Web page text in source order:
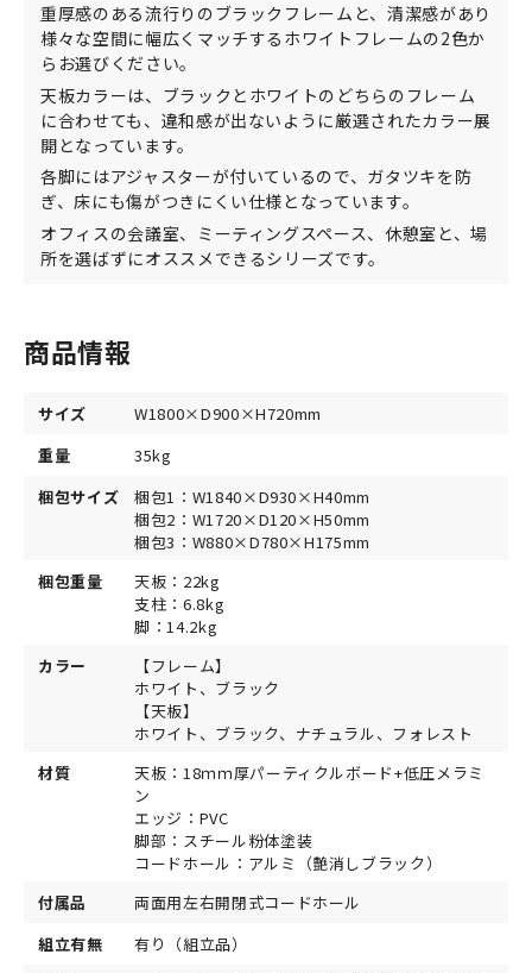
重厚感のある流行りのブラックフレームと、清潔感があり
様々な空間に幅広くマッチするホワイトフレームの2色か
らお選びください。
天板カラーは、ブラックとホワイトのどちらのフレーム
に合わせても、違和感が出ないように厳選されたカラー展
開となっています。
各脚にはアジャスターが付いているので、ガタツキを防
ぎ、床にも傷がつきにくい仕様となっています。
オフィスの会議室、ミーティングスペース、休憩室と、場
所を選ばずにオススメできるシリーズです。
商品情報
サイズ
W1800×D900×H720mm
重量
35kg
梱包サイズ
梱包1：W1840×D930×H40mm
梱包2：W1720×D120×H50mm
梱包3：W880×D780×H175mm
梱包重量
天板：22kg
支柱：6.8kg
脚：14.2kg
カラー
【フレーム】
ホワイト、ブラック
【天板】
ホワイト、ブラック、ナチュラル、フォレスト
材質
天板：18ｍｍ厚パーティクルボード+低圧メラミ
ン
エッジ：PVC
脚部：スチール粉体塗装
コードホール：アルミ（艶消しブラック）
付属品
両面用左右開閉式コードホール
組立有無
有り（組立品）